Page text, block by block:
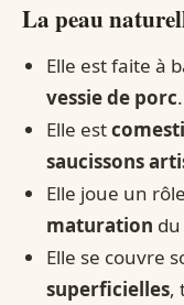
La peau
Elle est faite à
vessie de porc.
Elle est
saucissons
Elle joue un
maturation
Elle se couvre
superficielles,